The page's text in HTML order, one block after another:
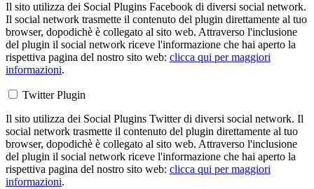
Il sito utilizza dei Social Plugins Facebook di diversi social network.
Il social network trasmette il contenuto del plugin direttamente al tuo
browser, dopodichè è collegato al sito web. Attraverso l'inclusione
del plugin il social network riceve l'informazione che hai aperto la
rispettiva pagina del nostro sito web: clicca qui per maggiori
informazioni.
Twitter Plugin
Il sito utilizza dei Social Plugins Twitter di diversi social network. Il
social network trasmette il contenuto del plugin direttamente al tuo
browser, dopodichè è collegato al sito web. Attraverso l'inclusione
del plugin il social network riceve l'informazione che hai aperto la
rispettiva pagina del nostro sito web: clicca qui per maggiori
informazioni.